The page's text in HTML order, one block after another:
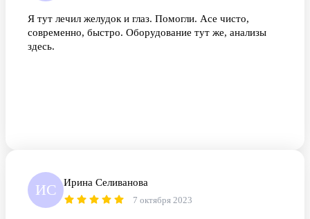
Я тут лечил желудок и глаз. Помогли. Асе чисто,
современно, быстро. Оборудование тут же, анализы
здесь.
ИС Ирина Селиванова
7 октября 2023